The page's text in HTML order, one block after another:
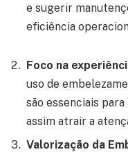
e sugerir
eficiência
Foco na
uso de
são essenciais
assim atrair a
Valorização da